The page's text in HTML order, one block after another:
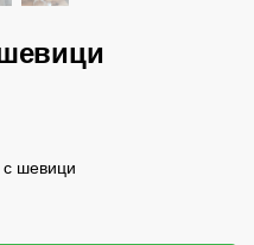
шевици